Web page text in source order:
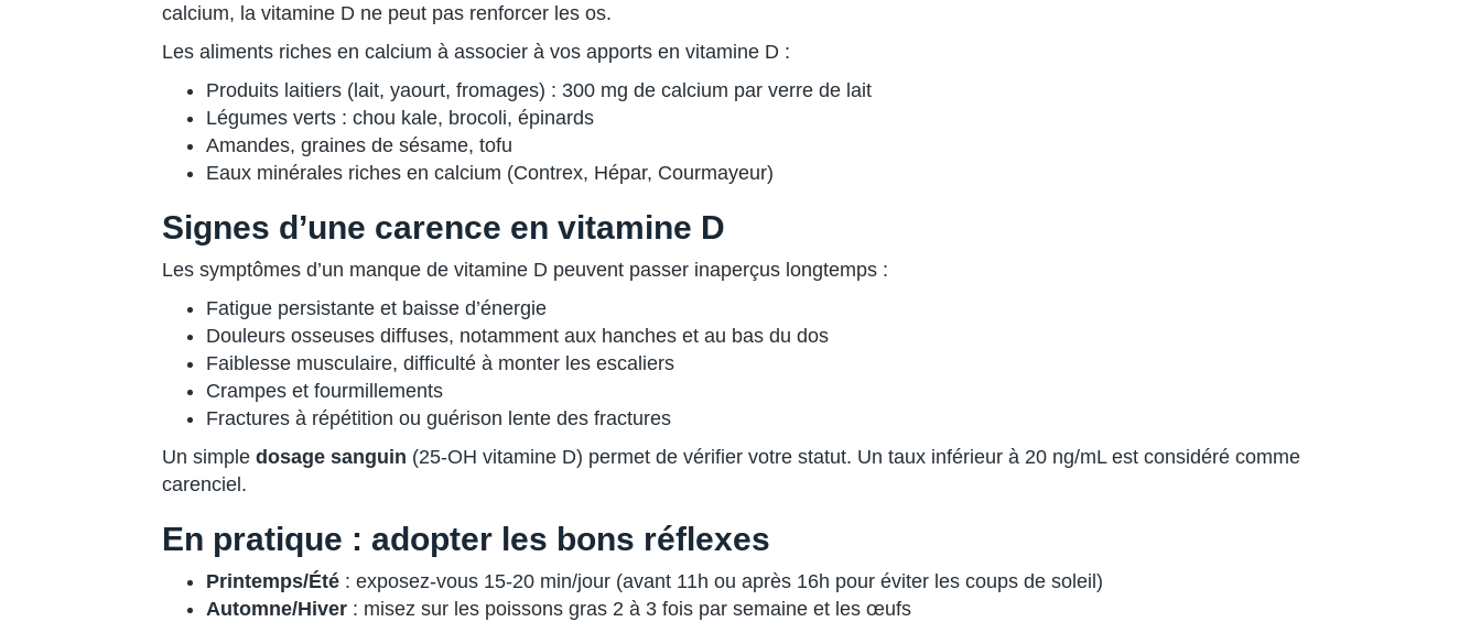
calcium, la vitamine D ne peut pas renforcer les os.
Les aliments riches en calcium à associer à vos apports en vitamine D :
Produits laitiers (lait, yaourt, fromages) : 300 mg de calcium par verre de lait
Légumes verts : chou kale, brocoli, épinards
Amandes, graines de sésame, tofu
Eaux minérales riches en calcium (Contrex, Hépar, Courmayeur)
Signes d’une carence en vitamine D
Les symptômes d’un manque de vitamine D peuvent passer inaperçus longtemps :
Fatigue persistante et baisse d’énergie
Douleurs osseuses diffuses, notamment aux hanches et au bas du dos
Faiblesse musculaire, difficulté à monter les escaliers
Crampes et fourmillements
Fractures à répétition ou guérison lente des fractures
Un simple dosage sanguin (25-OH vitamine D) permet de vérifier votre statut. Un taux inférieur à 20 ng/mL est considéré comme
carenciel.
En pratique : adopter les bons réflexes
Printemps/Été : exposez-vous 15-20 min/jour (avant 11h ou après 16h pour éviter les coups de soleil)
Automne/Hiver : misez sur les poissons gras 2 à 3 fois par semaine et les œufs